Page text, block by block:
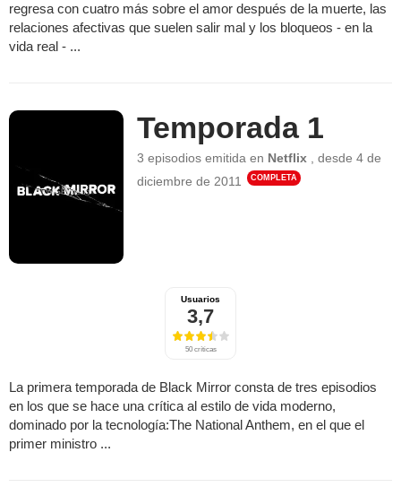
regresa con cuatro más sobre el amor después de la muerte, las
relaciones afectivas que suelen salir mal y los bloqueos - en la
vida real - ...
Temporada 1
3 episodios emitida en Netflix ,desde4 de
diciembre de 2011
COMPLETA
Usuarios
3,7
50 críticas
La primera temporada de Black Mirror consta de tres episodios
en los que se hace una crítica al estilo de vida moderno,
dominado por la tecnología:The National Anthem, en el que el
primer ministro ...